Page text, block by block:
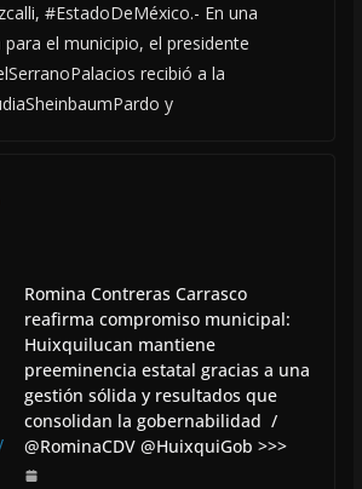
#EstadoDeMéxico.- En una
el municipio, el presidente
recibió a la
y
Romina Contreras Carrasco
reafirma compromiso municipal:
Huixquilucan mantiene
preeminencia estatal gracias a una
gestión sólida y resultados que
consolidan la gobernabilidad /
@RominaCDV @HuixquiGob >>>